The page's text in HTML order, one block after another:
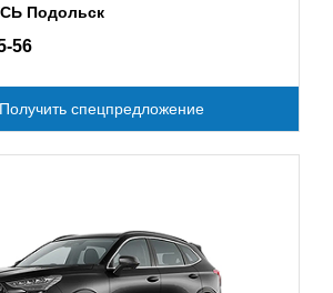
Подольск
56
Получить спецпредложение